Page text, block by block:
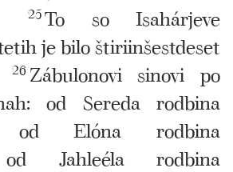
25To so Isahárjeve
je bilo štiriinšestdeset
26 Zábulonovi sinovi po
od Sereda rodbina
od Elóna rodbina
od Jahleéla rodbina